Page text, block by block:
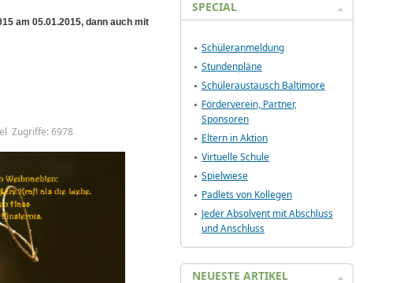
am 05.01.2015, dann auch mit
Zugriffe: 6978
SPECIAL
Schüleranmeldung
Stundenpläne
Schüleraustausch Baltimore
Förderverein, Partner,
Sponsoren
Eltern in Aktion
Virtuelle Schule
Spielwiese
Padlets von Kollegen
Jeder Absolvent mit Abschluss
und Anschluss
NEUESTE ARTIKEL